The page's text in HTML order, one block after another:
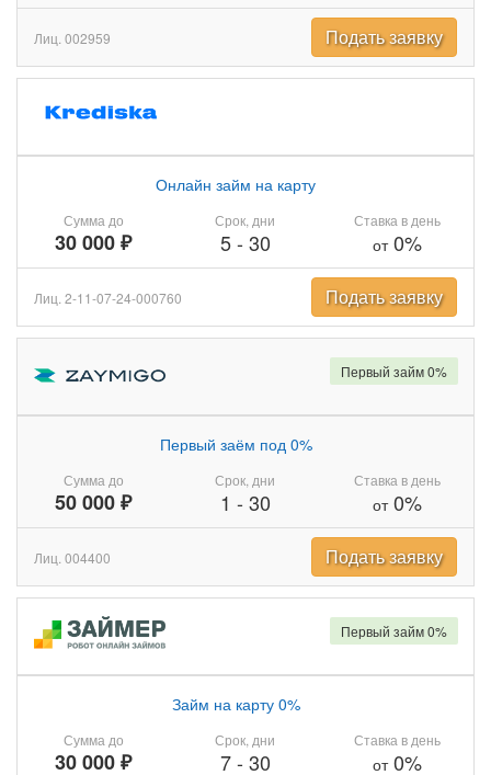
Лиц. 002959 Подать заявку
Сумма до
30 000 ₽
Онлайн займ на карту
Срок, дни
5- 30
Ставка в день
от0%
Лиц. 2-11-07-24-000760 Подать заявку
Сумма до
50 000 ₽
Первый заём под 0%
Срок, дни
1 - 30
Ставка в день
от0%
Первый займ 0%
Лиц. 004400 Подать заявку
Сумма до
30 000 ₽
Займ на карту 0%
Срок, дни
7- 30
Ставка в день
от0%
Первый займ 0%